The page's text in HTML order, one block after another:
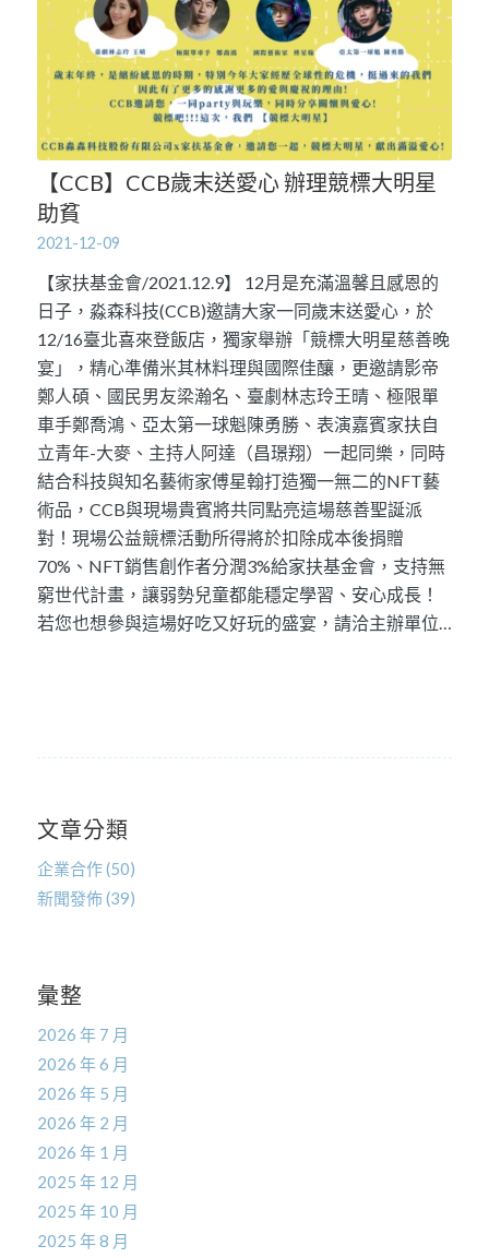
【CCB】CCB歲末送愛心 辦理競標大明星
助貧
2021-12-09
【家扶基金會/2021.12.9】 12月是充滿溫馨且感恩的
日子，淼森科技(CCB)邀請大家一同歲末送愛心，於
12/16臺北喜來登飯店，獨家舉辦「競標大明星慈善晚
宴」，精心準備米其林料理與國際佳釀，更邀請影帝
鄭人碩、國民男友梁瀚名、臺劇林志玲王晴、極限單
車手鄭喬鴻、亞太第一球魁陳勇勝、表演嘉賓家扶自
立青年-大麥、主持人阿達（昌璟翔）一起同樂，同時
結合科技與知名藝術家傅星翰打造獨一無二的NFT藝
術品，CCB與現場貴賓將共同點亮這場慈善聖誕派
對！現場公益競標活動所得將於扣除成本後捐贈
70%、NFT銷售創作者分潤3%給家扶基金會，支持無
窮世代計畫，讓弱勢兒童都能穩定學習、安心成長！
若您也想參與這場好吃又好玩的盛宴，請洽主辦單位…
文章分類
企業合作(50)
新聞發佈(39)
彙整
2026 年 7 月
2026 年 6 月
2026 年 5 月
2026 年 2 月
2026 年 1 月
2025 年 12 月
2025 年 10 月
2025 年 8 月